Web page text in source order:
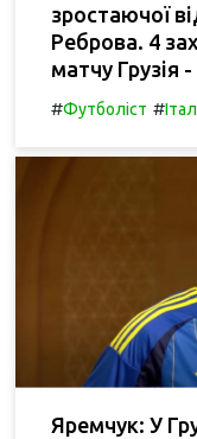
зростаючої
Реброва. 4
матчу Грузія
#Футболіст #
Яремчук: У